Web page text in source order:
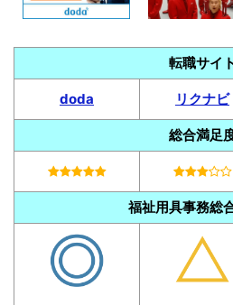
転職サイト
doda リクナビ
総合満足
福祉用具事務総